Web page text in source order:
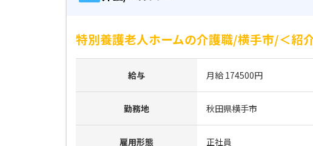
特別養護老人ホームの介護職/横手市/＜
給与 月給 174500円
勤務地 秋田県横手市
雇用形態 正社員